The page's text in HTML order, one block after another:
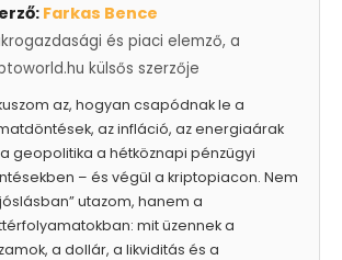
Farkas Bence
és piaci elemző, a
külsős szerzője
az, hogyan csapódnak le a
az infláció, az energiaárak
geopolitika a hétköznapi pénzügyi
– és végül a kriptopiacon. Nem
utazom, hanem a
mit üzennek a
a dollár, a likviditás és a